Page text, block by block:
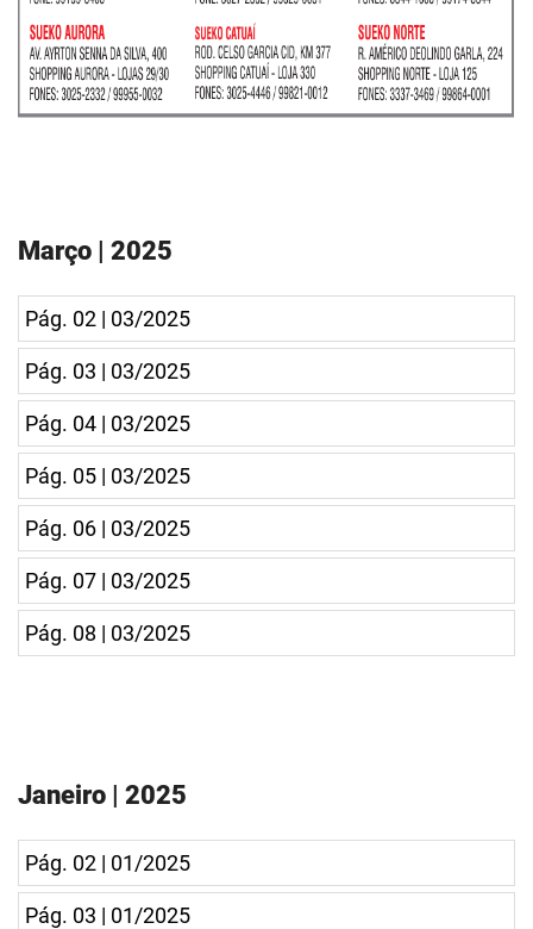
Março | 2025
Pág. 02 | 03/2025
Pág. 03 | 03/2025
Pág. 04 | 03/2025
Pág. 05 | 03/2025
Pág. 06 | 03/2025
Pág. 07 | 03/2025
Pág. 08 | 03/2025
Janeiro | 2025
Pág. 02 | 01/2025
Pág. 03 | 01/2025